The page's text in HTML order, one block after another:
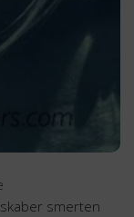
smerten